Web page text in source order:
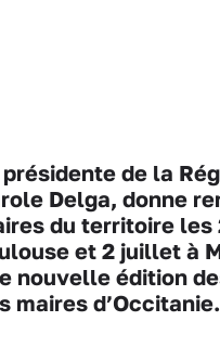
présidente de la
Delga, donne
du territoire les
et 2 juillet à
nouvelle édition
maires d’Occitanie.